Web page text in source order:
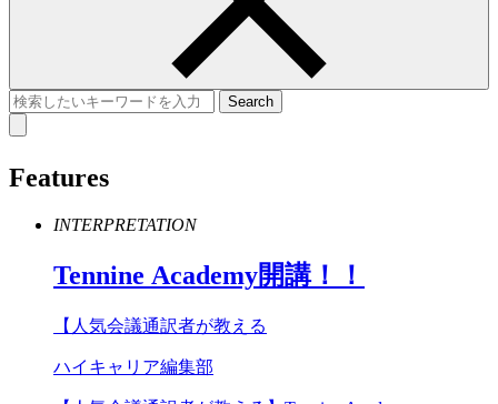
Features
INTERPRETATION
Tennine Academy開講！！
【人気会議通訳者が教える
ハイキャリア編集部